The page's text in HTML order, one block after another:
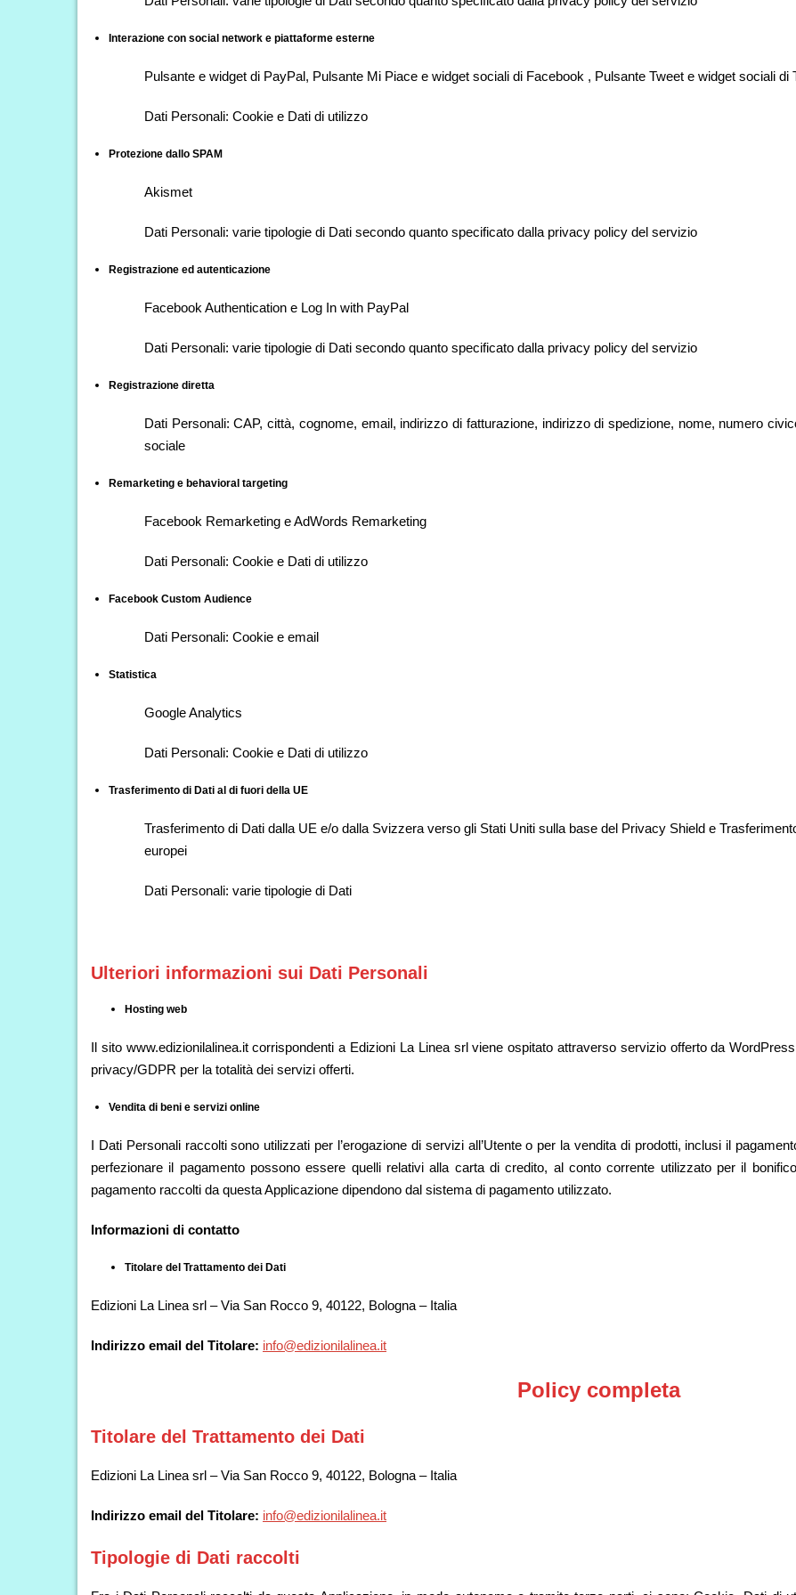
Interazione con social network e piattaforme esterne
Pulsante e widget di PayPal, Pulsante Mi Piace e widget sociali di Facebook , Pulsante Tweet e widget sociali di
Dati Personali: Cookie e Dati di utilizzo
Protezione dallo SPAM
Akismet
Dati Personali: varie tipologie di Dati secondo quanto specificato dalla privacy policy del servizio
Registrazione ed autenticazione
Facebook Authentication e Log In with PayPal
Dati Personali: varie tipologie di Dati secondo quanto specificato dalla privacy policy del servizio
Registrazione diretta
Dati Personali: CAP, città, cognome, email, indirizzo di fatturazione, indirizzo di spedizione, nome, numero
sociale
Remarketing e behavioral targeting
Facebook Remarketing e AdWords Remarketing
Dati Personali: Cookie e Dati di utilizzo
Facebook Custom Audience
Dati Personali: Cookie e email
Statistica
Google Analytics
Dati Personali: Cookie e Dati di utilizzo
Trasferimento di Dati al di fuori della UE
Trasferimento di Dati dalla UE e/o dalla Svizzera verso gli Stati Uniti sulla base del Privacy Shield e
europei
Dati Personali: varie tipologie di Dati
Ulteriori informazioni sui Dati Personali
Hosting web
Il sito www.edizionilalinea.it corrispondenti a Edizioni La Linea srl viene ospitato attraverso servizio offerto da
privacy/GDPR per la totalità dei servizi offerti.
Vendita di beni e servizi online
I Dati Personali raccolti sono utilizzati per l’erogazione di servizi all’Utente o per la vendita di prodotti, inclusi il
perfezionare il pagamento possono essere quelli relativi alla carta di credito, al conto corrente utilizzato per il
pagamento raccolti da questa Applicazione dipendono dal sistema di pagamento utilizzato.
Informazioni di contatto
Titolare del Trattamento dei Dati
Edizioni La Linea srl – Via San Rocco 9, 40122, Bologna – Italia
Indirizzo email del Titolare: info@edizionilalinea.it
Policy completa
Titolare del Trattamento dei Dati
Edizioni La Linea srl – Via San Rocco 9, 40122, Bologna – Italia
Indirizzo email del Titolare: info@edizionilalinea.it
Tipologie di Dati raccolti